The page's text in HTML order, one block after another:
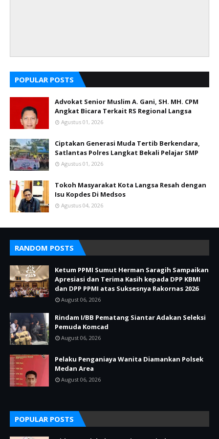
POPULAR POSTS
Advokat Senior Muslim A. Gani, SH. MH. CPM
Angkat Bicara Terkait RS Regional Langsa
Agustus 01, 2026
Ciptakan Generasi Muda Tertib Berkendara,
Satlantas Polres Langkat Bekali Pelajar SMP
Agustus 01, 2026
Tokoh Masyarakat Kota Langsa Resah dengan
Isu Kopdes Di Medsos
Agustus 04, 2026
RANDOM POSTS
Ketum PPMI Sumut Herman Saragih Sampaikan
Apresiasi dan Terima Kasih kepada DPP KBMI
dan DPP PPMI atas Suksesnya Rakornas 2026
August 06, 2026
Rindam I/BB Pematang Siantar Adakan Seleksi
Pemuda Komcad
August 06, 2026
Pelaku Penganiaya Wanita Diamankan Polsek
Medan Area
August 06, 2026
POPULAR POSTS